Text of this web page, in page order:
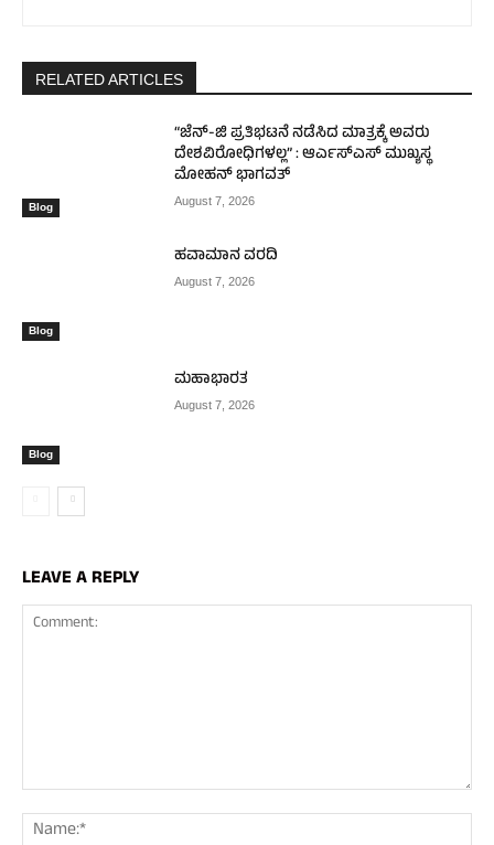
RELATED ARTICLES
Blog
“ಜೆನ್-ಜಿ ಪ್ರತಿಭಟನೆ ನಡೆಸಿದ ಮಾತ್ರಕ್ಕೆ ಅವರು
ದೇಶವಿರೋಧಿಗಳಲ್ಲ” : ಆರ್ಎಸ್ಎಸ್ ಮುಖ್ಯಸ್ಥ
ಮೋಹನ್ ಭಾಗವತ್
August 7, 2026
Blog
ಹವಾಮಾನ ವರದಿ
August 7, 2026
Blog
ಮಹಾಭಾರತ
August 7, 2026
LEAVE A REPLY